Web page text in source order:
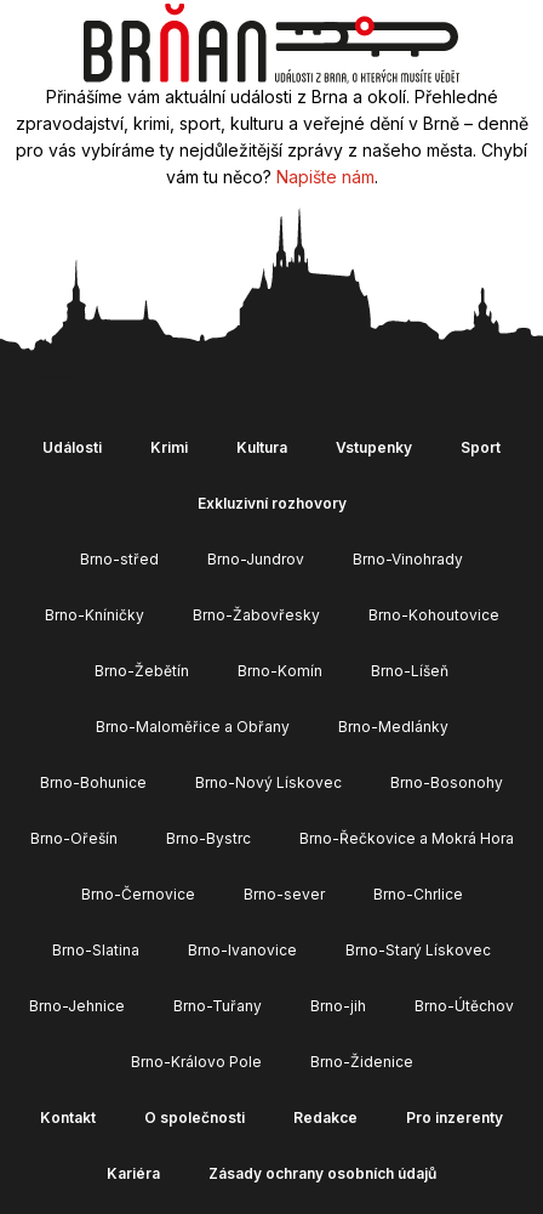
Přinášíme vám aktuální události z Brna a okolí. Přehledné
zpravodajství, krimi, sport, kulturu a veřejné dění v Brně – denně
pro vás vybíráme ty nejdůležitější zprávy z našeho města. Chybí
vám tu něco? Napište nám.
Události Krimi Kultura Vstupenky Sport
Exkluzivní rozhovory
Brno-střed Brno-Jundrov Brno-Vinohrady
Brno-Kníničky Brno-Žabovřesky Brno-Kohoutovice
Brno-Žebětín Brno-Komín Brno-Líšeň
Brno-Maloměřice a Obřany Brno-Medlánky
Brno-Bohunice Brno-Nový Lískovec Brno-Bosonohy
Brno-Ořešín Brno-Bystrc Brno-Řečkovice a Mokrá Hora
Brno-Černovice Brno-sever Brno-Chrlice
Brno-Slatina Brno-Ivanovice Brno-Starý Lískovec
Brno-Jehnice Brno-Tuřany Brno-jih Brno-Útěchov
Brno-Královo Pole Brno-Židenice
Kontakt O společnosti Redakce Pro inzerenty
Kariéra Zásady ochrany osobních údajů